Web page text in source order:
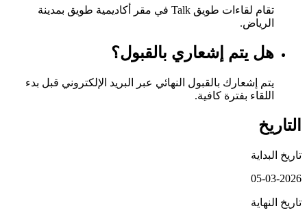
تقام لقاءات طويق Talk في مقر أكاديمية طويق بمدينة
الرياض.
هل يتم إشعاري بالقبول؟
يتم إشعارك بالقبول النهائي عبر البريد الإلكتروني قبل بدء
اللقاء بفترة كافية.
التاريخ
تاريخ البداية
05-03-2026
تاريخ النهاية